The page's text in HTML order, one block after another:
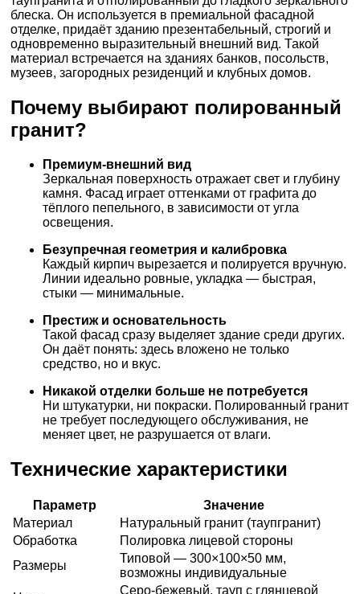
блеска. Он используется в премиальной фасадной
отделке, придаёт зданию презентабельный, строгий и
одновременно выразительный внешний вид. Такой
материал встречается на зданиях банков, посольств,
музеев, загородных резиденций и клубных домов.
Почему выбирают полированный
гранит?
Премиум-внешний вид
Зеркальная поверхность отражает свет и глубину
камня. Фасад играет оттенками от графита до
тёплого пепельного, в зависимости от угла
освещения.
Безупречная геометрия и калибровка
Каждый кирпич вырезается и полируется вручную.
Линии идеально ровные, укладка — быстрая,
стыки — минимальные.
Престиж и основательность
Такой фасад сразу выделяет здание среди других.
Он даёт понять: здесь вложено не только
средство, но и вкус.
Никакой отделки больше не потребуется
Ни штукатурки, ни покраски. Полированный гранит
не требует последующего обслуживания, не
меняет цвет, не разрушается от влаги.
Технические характеристики
Параметр
Значение
Материал
Натуральный гранит (таупгранит)
Обработка
Полировка лицевой стороны
Размеры
Типовой — 300×100×50 мм,
возможны индивидуальные
Серо-бежевый, тауп с глянцевой